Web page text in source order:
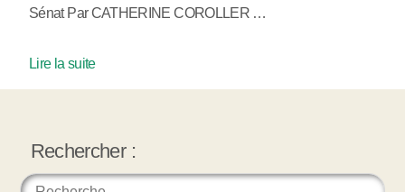
Sénat Par CATHERINE COROLLER …
Lire la suite
Rechercher :